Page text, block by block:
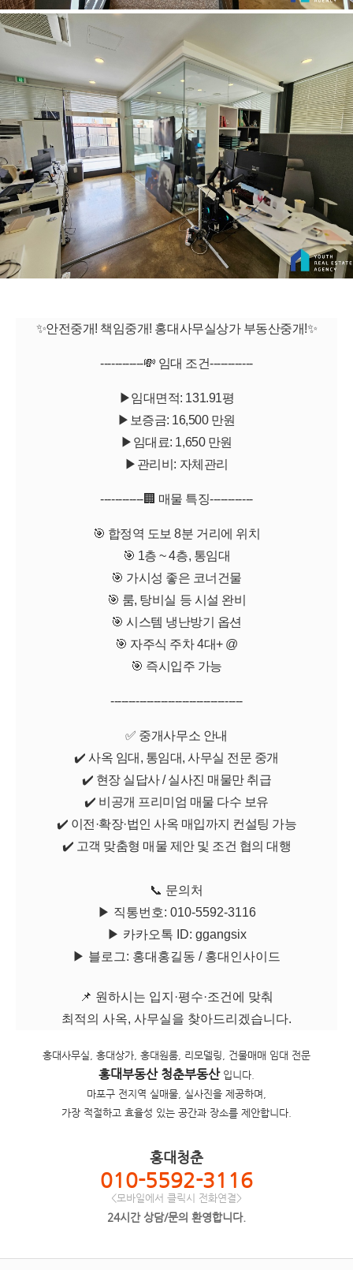
✨안전중개! 책임중개! 홍대사무실상가 부동산중개!✨
------------💸 임대 조건------------
▶임대면적: 131.91평
▶보증금: 16,500 만원
▶임대료: 1,650 만원
▶관리비: 자체관리
------------🏢 매물 특징------------
🎯 합정역 도보 8분 거리에 위치
🎯 1층 ~ 4층, 통임대
🎯 가시성 좋은 코너건물
🎯 룸, 탕비실 등 시설 완비
🎯 시스템 냉난방기 옵션
🎯 자주식 주차 4대+ @
🎯 즉시입주 가능
-------------------------------------
✅ 중개사무소 안내
✔️ 사옥 임대, 통임대, 사무실 전문 중개
✔️ 현장 실답사 / 실사진 매물만 취급
✔️ 비공개 프리미엄 매물 다수 보유
✔️ 이전·확장·법인 사옥 매입까지 컨설팅 가능
✔️ 고객 맞춤형 매물 제안 및 조건 협의 대행
📞 문의처
▶ 직통번호: 010-5592-3116
▶ 카카오톡 ID: ggangsix
▶ 블로그: 홍대홍길동 / 홍대인사이드
📌 원하시는 입지·평수·조건에 맞춰
최적의 사옥, 사무실을 찾아드리겠습니다.
홍대사무실, 홍대상가, 홍대원룸, 리모델링, 건물매매 임대 전문
홍대부동산 청춘부동산입니다.
마포구 전지역 실매물, 실사진을 제공하며,
가장 적절하고 효율성 있는 공간과 장소를 제안합니다.
홍대청춘
010-5592-3116
<모바일에서 클릭시 전화연결>
24시간 상담/문의 환영합니다.